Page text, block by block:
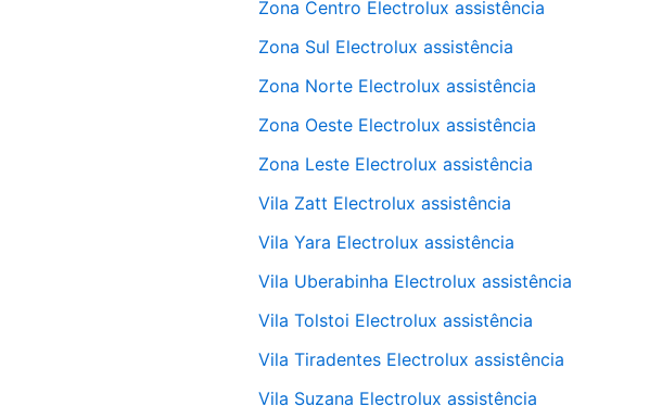
Zona Centro Electrolux assistência
Zona Sul Electrolux assistência
Zona Norte Electrolux assistência
Zona Oeste Electrolux assistência
Zona Leste Electrolux assistência
Vila Zatt Electrolux assistência
Vila Yara Electrolux assistência
Vila Uberabinha Electrolux assistência
Vila Tolstoi Electrolux assistência
Vila Tiradentes Electrolux assistência
Vila Suzana Electrolux assistência